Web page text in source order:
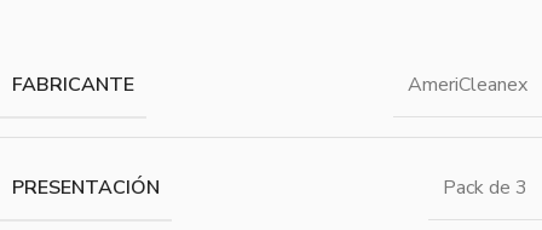
FABRICANTE AmeriCleanex
PRESENTACIÓN Pack de 3